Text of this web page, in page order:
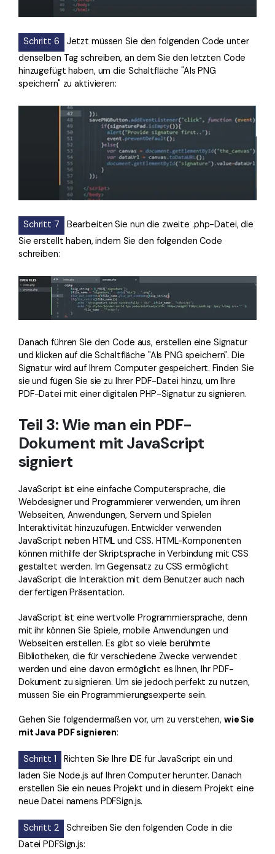
Schritt 6
Jetzt müssen Sie den folgenden Code unter
denselben Tag schreiben, an dem Sie den letzten Code
hinzugefügt haben, um die Schaltfläche "Als PNG
speichern" zu aktivieren:
Schritt 7
Bearbeiten Sie nun die zweite .php-Datei, die
Sie erstellt haben, indem Sie den folgenden Code
schreiben:
Danach führen Sie den Code aus, erstellen eine Signatur
und klicken auf die Schaltfläche "Als PNG speichern". Die
Signatur wird auf Ihrem Computer gespeichert. Finden Sie
sie und fügen Sie sie zu Ihrer PDF-Datei hinzu, um Ihre
PDF-Datei mit einer digitalen PHP-Signatur zu signieren.
Teil 3: Wie man ein PDF-
Dokument mit JavaScript
signiert
JavaScript ist eine einfache Computersprache, die
Webdesigner und Programmierer verwenden, um ihren
Webseiten, Anwendungen, Servern und Spielen
Interaktivität hinzuzufügen. Entwickler verwenden
JavaScript neben HTML und CSS. HTML-Komponenten
können mithilfe der Skriptsprache in Verbindung mit CSS
gestaltet werden. Im Gegensatz zu CSS ermöglicht
JavaScript die Interaktion mit dem Benutzer auch nach
der fertigen Präsentation.
JavaScript ist eine wertvolle Programmiersprache, denn
mit ihr können Sie Spiele, mobile Anwendungen und
Webseiten erstellen. Es gibt so viele berühmte
Bibliotheken, die für verschiedene Zwecke verwendet
werden und eine davon ermöglicht es Ihnen, Ihr PDF-
Dokument zu signieren. Um sie jedoch perfekt zu nutzen,
müssen Sie ein Programmierungsexperte sein.
Gehen Sie folgendermaßen vor, um zu verstehen, wie Sie
mit Java PDF signieren:
Schritt 1
Richten Sie Ihre IDE für JavaScript ein und
laden Sie Node.js auf Ihren Computer herunter. Danach
erstellen Sie ein neues Projekt und in diesem Projekt eine
neue Datei namens PDFSign.js.
Schritt 2
Schreiben Sie den folgenden Code in die
Datei PDFSign.js: